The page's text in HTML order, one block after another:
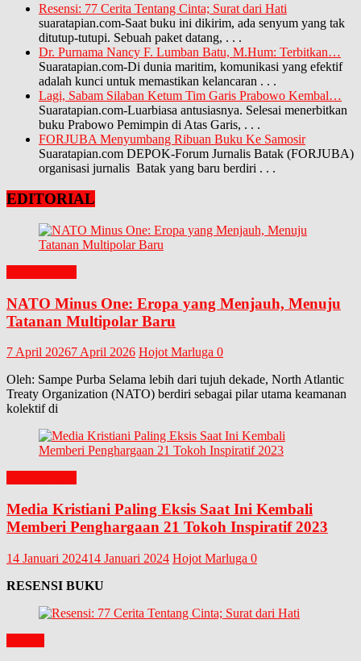
Resensi: 77 Cerita Tentang Cinta; Surat dari Hati
suaratapian.com-Saat buku ini dikirim, ada senyum yang tak
ditutup-tutupi. Sebuah paket datang, . . .
Dr. Purnama Nancy F. Lumban Batu, M.Hum: Terbitkan…
Suaratapian.com-Di dunia maritim, komunikasi yang efektif
adalah kunci untuk memastikan kelancaran . . .
Lagi, Sabam Silaban Ketum Tim Garis Prabowo Kembal…
Suaratapian.com-Luarbiasa antusiasnya. Selesai menerbitkan
buku Prabowo Pemimpin di Atas Garis, . . .
FORJUBA Menyumbang Ribuan Buku Ke Samosir
Suaratapian.com DEPOK-Forum Jurnalis Batak (FORJUBA)
organisasi jurnalis Batak yang baru berdiri . . .
EDITORIAL
NATO Minus One: Eropa yang Menjauh, Menuju
Tatanan Multipolar Baru
7 April 20267 April 2026 Hojot Marluga 0
Oleh: Sampe Purba Selama lebih dari tujuh dekade, North Atlantic
Treaty Organization (NATO) berdiri sebagai pilar utama keamanan
kolektif di
Media Kristiani Paling Eksis Saat Ini Kembali
Memberi Penghargaan 21 Tokoh Inspiratif 2023
14 Januari 202414 Januari 2024 Hojot Marluga 0
RESENSI BUKU